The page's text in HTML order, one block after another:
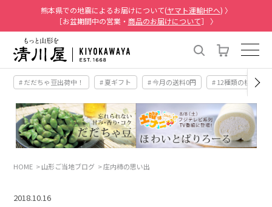
熊本県での地震によるお届けについて(ヤマト運輸HPへ) 〉
［お盆期間中の営業・ 商品のお届けについて］ 〉
# だだちゃ豆出荷中！ # 夏ギフト # 今月の送料0円 # 12種類の桃
HOME 山形ご当地ブログ 庄内柿の思い出
2018.10.16